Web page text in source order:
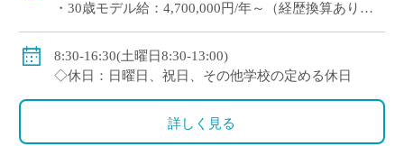
・30歳モデル給：4,700,000円/年～（経歴換算あり）
・専任教諭のモデル給：24歳520万円/年、30歳630万
円/年程度
※上記以外に補習手当、特殊業務手当、通勤手当、入
試手当、クラブ活動手当を支給
◇保険：私学共済、雇用保険、労災保険
8:30-16:30(土曜日8:30-13:00)
◇休日：日曜日、祝日、その他学校の定める休日
詳しく見る